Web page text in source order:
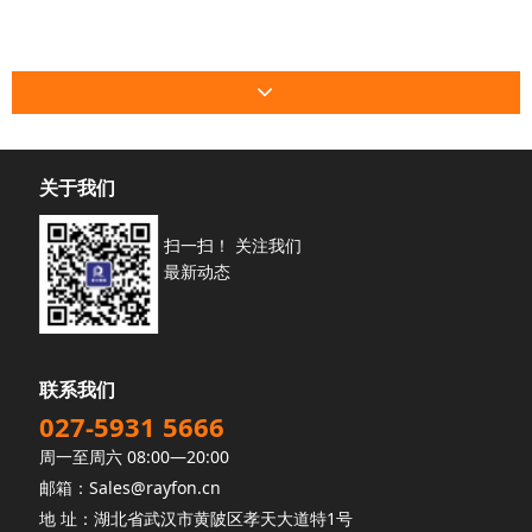
关于我们
扫一扫！ 关注我们
最新动态
联系我们
027-5931 5666
周一至周六 08:00—20:00
邮箱：Sales@rayfon.cn
地 址：湖北省武汉市黄陂区孝天大道特1号